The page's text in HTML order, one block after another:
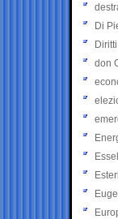
Di
don
Esteri